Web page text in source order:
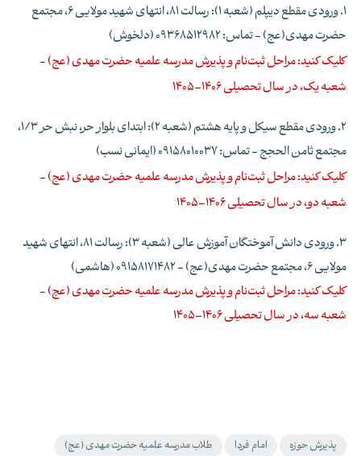
1. ورودی مقطع دیپلم (شعبه 1):
رسالت 81، انتهای شهید مولایی 6، مجتمع
حضرت مهدی(عج) - تماس: 09368512982 (دلخوش)
کلیک کنید: مراحل ثبت‌نام و پذیرش مدرسه علمیه حضرت مهدی (عج) -
شعبه یک، در سال تحصیلی 1406–1405
2. ورودی مقطع سیکل و پایه هشتم (شعبه 2):
ابتدای بلوار حر، نبش حر 1/3،
مجتمع ثامن الحجج - تماس: 09158010037 (ایمانی نسب)
کلیک کنید: مراحل ثبت‌نام و پذیرش مدرسه علمیه حضرت مهدی (عج) -
شعبه دو، در سال تحصیلی 1406–1405
3. ورودی دانش آموختگان آموزش عالی (شعبه 3)
: رسالت 81، انتهای شهید
مولایی 6، مجتمع حضرت مهدی(عج) - 09158171482 (هاشمی)
کلیک کنید: مراحل ثبت‌نام و پذیرش مدرسه علمیه حضرت مهدی (عج) -
شعبه سه، در سال تحصیلی 1406–1405
پذیرش حوزه امام فردا طلاب مدرسه علمیه حضرت مهدی (عج)